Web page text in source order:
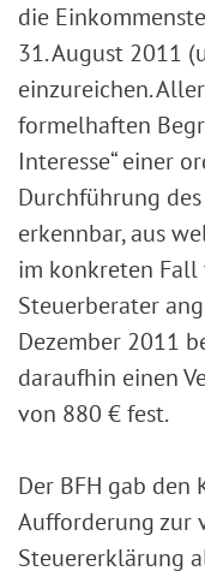
die
31. August 2011
einzureichen.
formelhaften
Interesse“ einer
Durchführung
erkennbar, aus
im konkreten Fall
Steuerberater
Dezember 2011
daraufhin einen
von 880 € fest.
Der BFH gab den
Aufforderung zur
Steuererklärung